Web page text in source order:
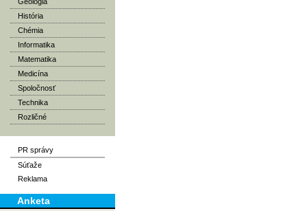
História
Chémia
Informatika
Matematika
Medicína
Spoločnosť
Technika
Rozličné
PR správy
Súťaže
Reklama
Anketa